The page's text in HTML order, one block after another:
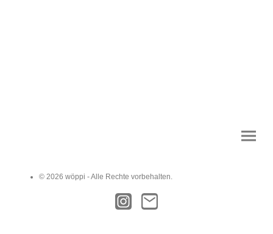
© 2026 wöppi - Alle Rechte vorbehalten.